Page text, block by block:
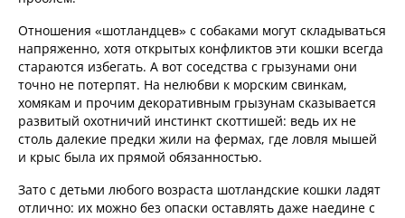
Отношения «шотландцев» с собаками могут складываться
напряженно, хотя открытых конфликтов эти кошки всегда
стараются избегать. А вот соседства с грызунами они
точно не потерпят. На нелюбви к морским свинкам,
хомякам и прочим декоративным грызунам сказывается
развитый охотничий инстинкт скоттишей: ведь их не
столь далекие предки жили на фермах, где ловля мышей
и крыс была их прямой обязанностью.
Зато с детьми любого возраста шотландские кошки ладят
отлично: их можно без опаски оставлять даже наедине с